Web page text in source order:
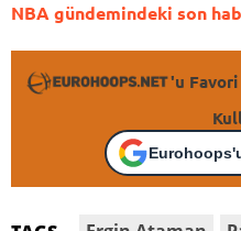
NBA gündemindeki son
'u Favori